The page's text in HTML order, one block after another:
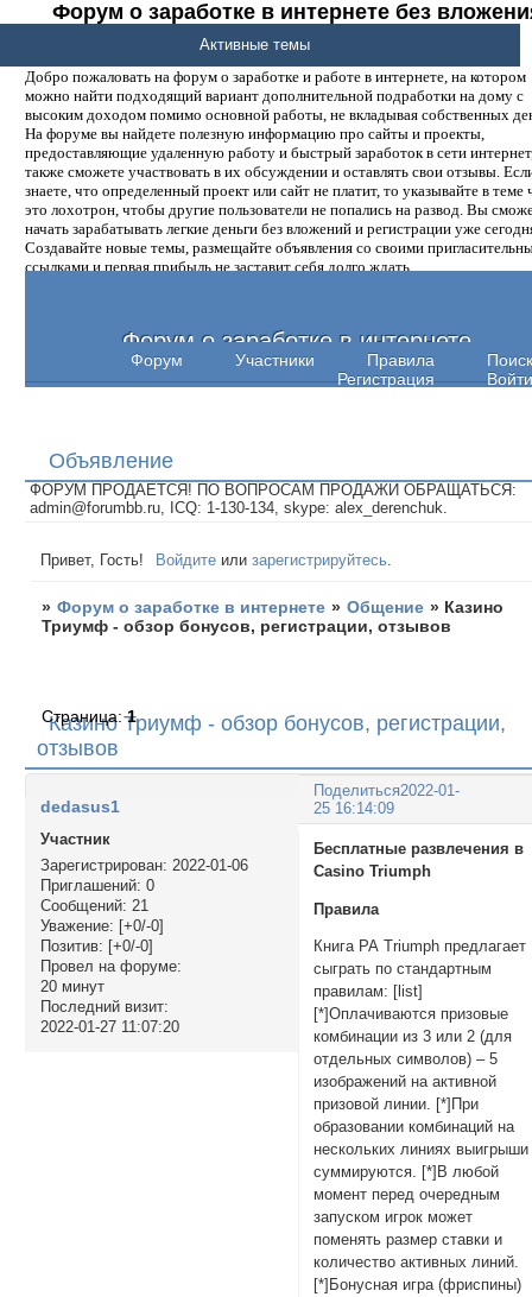
Форум о заработке в интернете без
денег.
Добро пожаловать на форум о заработке и работе в интернете, на котором
можно найти подходящий вариант дополнительной подработки на дому с
высоким доходом помимо основной работы, не вкладывая собственных
На форуме вы найдете полезную информацию про сайты и проекты,
предоставляющие удаленную работу и быстрый заработок в сети
также сможете участвовать в их обсуждении и оставлять свои отзывы.
знаете, что определенный проект или сайт не платит, то указывайте в теме
это лохотрон, чтобы другие пользователи не попались на развод. Вы
начать зарабатывать легкие деньги без вложений и регистрации уже
Создавайте новые темы, размещайте объявления со своими
ссылками и первая прибыль не заставит себя долго ждать.
Форум о заработке в интернете
Форум Участники Правила
Поиск
Регистрация
Войти
Активные темы
Объявление
ФОРУМ ПРОДАЕТСЯ! ПО ВОПРОСАМ ПРОДАЖИ ОБРАЩАТЬСЯ:
admin@forumbb.ru, ICQ: 1-130-134, skype: alex_derenchuk.
Привет, Гость! Войдите илизарегистрируйтесь
» Форум о заработке в интернете » Общение » Казино
Триумф - обзор бонусов, регистрации, отзывов
Казино Триумф - обзор бонусов, регистрации,
отзывов
Страница:1
Поделиться2022-01-
25 16:14:09
dedasus1
Участник
Зарегистрирован: 2022-01-06
Приглашений: 0
Сообщений: 21
Уважение: [+0/-0]
Позитив: [+0/-0]
Провел на форуме:
20 минут
Последний визит:
2022-01-27 11:07:20
Бесплатные развлечения в
Casino Triumph
Правила
Книга РА Triumph предлагает
сыграть по стандартным
правилам: [list]
[*]Оплачиваются призовые
комбинации из 3 или 2 (для
отдельных символов) – 5
изображений на активной
призовой линии. [*]При
образовании комбинаций на
нескольких линиях выигрыши
суммируются. [*]В любой
момент перед очередным
запуском игрок может
поменять размер ставки и
количество активных линий.
[*]Бонусная игра (фриспины)